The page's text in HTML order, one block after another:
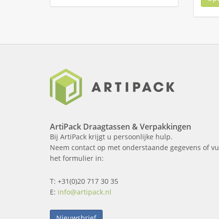
ArtiPack Draagtassen & Verpakkingen
Bij ArtiPack krijgt u persoonlijke hulp.
Neem contact op met onderstaande gegevens of
het formulier in:
T: +31(0)20 717 30 35
E: info@artipack.nl